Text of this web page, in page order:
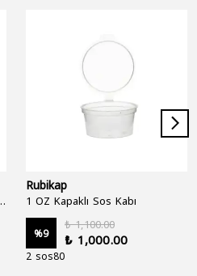
Rubikap
1 OZ Kapaklı Sos Kabı
%9
₺ 1,100.00
₺ 1,000.00
2 sos80